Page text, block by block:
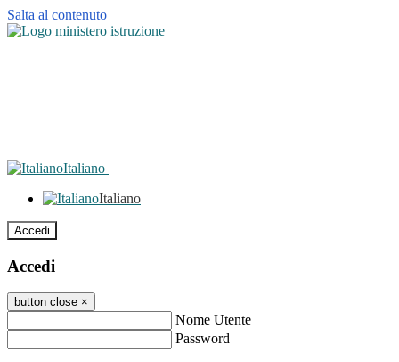
Salta al contenuto
Italiano
Italiano
Accedi
Accedi
button close ×
Nome Utente
Password